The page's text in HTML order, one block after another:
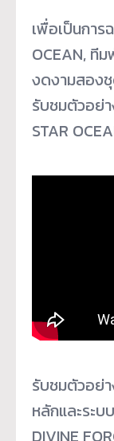
เพื่อเป็นกา
OCEAN, ที
งดงามสอง
รับชมตัวอย่
STAR
รับชมตัวอย่
หลักและระบ
DIVINE